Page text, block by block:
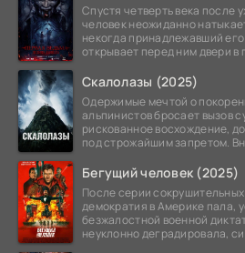
Спустя четверть века после
человек неожиданно
некогда принадлежавший
открывает перед ним двери
Скалолазы (2025)
Одержимые мечтой о
альпинистов бросает вызов
рискованное восхождение,
под строжайшим запретом.
Бегущий человек (2025)
После серии
демократия в Америке пала,
безжалостной военной
неуклонно деградировала,